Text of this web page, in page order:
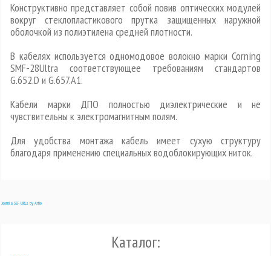
Конструктивно представляет собой повив оптических модулей
вокруг стеклопластикового прутка защищенных наружной
оболочкой из полиэтилена средней плотности.
В кабелях используется одномодовое волокно марки Corning
SMF-28Ultra соответствующее требованиям стандартов
G.652.D и G.657.A1.
Кабели марки ДПО полностью диэлектрические и не
чувствительны к электромагнитным полям.
Для удобства монтажа кабель имеет сухую структуру
благодаря применению специальных водоблокирующих ниток.
Joomla SEF URLs by Artio
Каталог: